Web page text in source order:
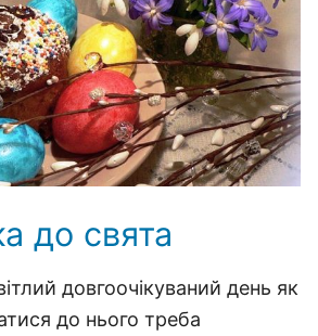
до свята
довгоочікуваний день як
до нього треба